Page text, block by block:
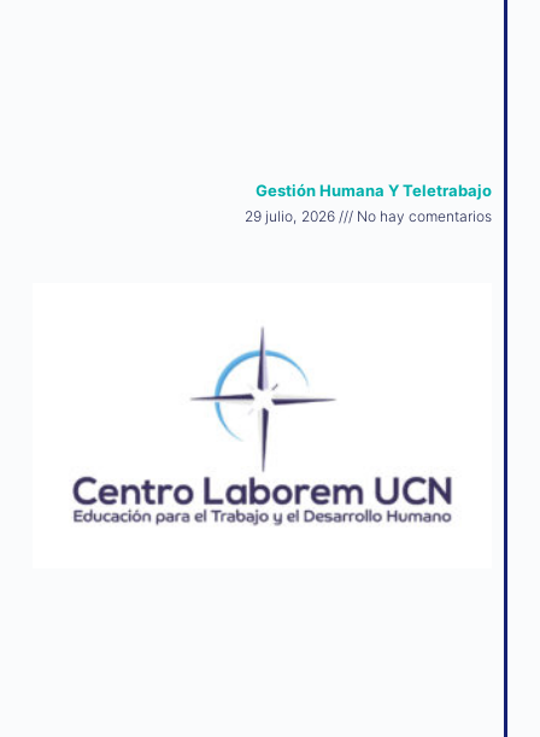
Gestión Humana Y Teletrabajo
29 julio, 2026 No hay comentarios